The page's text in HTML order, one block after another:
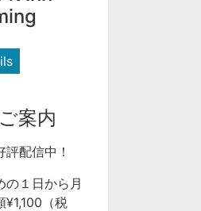
案内
配信中！
の１日から月
¥1,100（税